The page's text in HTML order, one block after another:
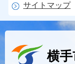
サイトマップ
横